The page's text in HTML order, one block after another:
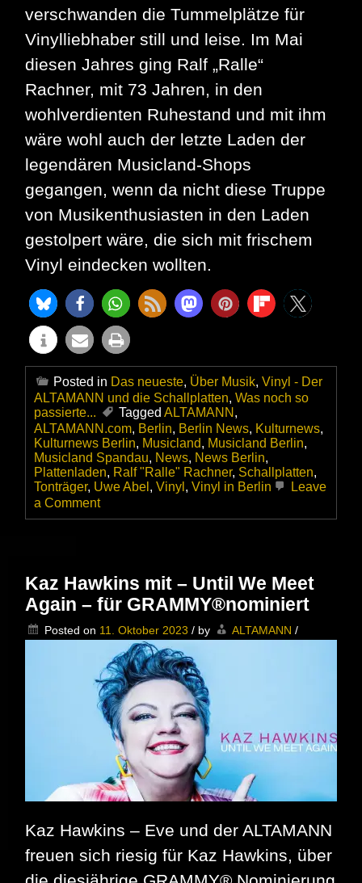
verschwanden die Tummelplätze für
Vinylliebhaber still und leise. Im Mai
diesen Jahres ging Ralf „Ralle“
Rachner, mit 73 Jahren, in den
wohlverdienten Ruhestand und mit ihm
wäre wohl auch der letzte Laden der
legendären Musicland-Shops
gegangen, wenn da nicht diese Truppe
von Musikenthusiasten in den Laden
gestolpert wäre, die sich mit frischem
Vinyl eindecken wollten.
Posted in Das neueste, Über Musik, Vinyl - Der
ALTAMANN und die Schallplatten, Was noch so
passierte...
Tagged ALTAMANN ,
ALTAMANN.com, Berlin, Berlin News, Kulturnews,
Kulturnews Berlin, Musicland, Musicland Berlin,
Musicland Spandau, News, News Berlin,
Plattenladen, Ralf "Ralle" Rachner, Schallplatten,
Tonträger, Uwe Abel , Vinyl , Vinyl in Berlin
Leave
a Commenton
Musicland
dass
diese
Berliner
erhalten
bleibt
Kaz Hawkins mit – Until We Meet
Again – für GRAMMY®nominiert
Posted on 11. Oktober 2023 / by ALTAMANN /
Kaz Hawkins – Eve und der ALTAMANN
freuen sich riesig für Kaz Hawkins, über